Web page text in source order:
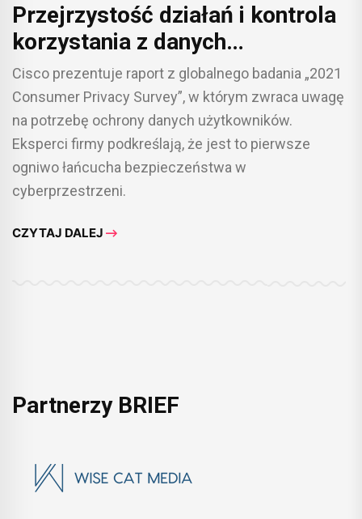
Przejrzystość działań i kontrola
korzystania z danych
użytkowników fundamentami
budowania zaufania wśród
klientów [RAPORT]
Cisco prezentuje raport z globalnego badania „2021
Consumer Privacy Survey”, w którym zwraca uwagę
na potrzebę ochrony danych użytkowników.
Eksperci firmy podkreślają, że jest to pierwsze
ogniwo łańcucha bezpieczeństwa w
cyberprzestrzeni.
CZYTAJ DALEJ
Partnerzy BRIEF